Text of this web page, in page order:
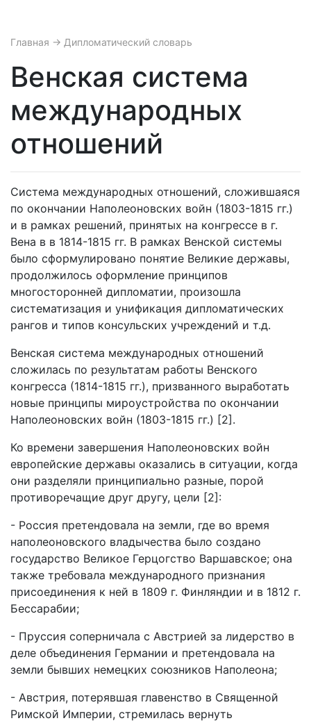
Главная → Дипломатический словарь
Венская система
международных
отношений
Система международных отношений, сложившаяся
по окончании Наполеоновских войн (1803-1815 гг.)
и в рамках решений, принятых на конгрессе в г.
Вена в в 1814-1815 гг. В рамках Венской системы
было сформулировано понятие Великие державы,
продолжилось оформление принципов
многосторонней дипломатии, произошла
систематизация и унификация дипломатических
рангов и типов консульских учреждений и т.д.
Венская система международных отношений
сложилась по результатам работы Венского
конгресса (1814-1815 гг.), призванного выработать
новые принципы мироустройства по окончании
Наполеоновских войн (1803-1815 гг.) [2].
Ко времени завершения Наполеоновских войн
европейские державы оказались в ситуации, когда
они разделяли принципиально разные, порой
противоречащие друг другу, цели [2]:
- Россия претендовала на земли, где во время
наполеоновского владычества было создано
государство Великое Герцогство Варшавское; она
также требовала международного признания
присоединения к ней в 1809 г. Финляндии и в 1812 г.
Бессарабии;
- Пруссия соперничала с Австрией за лидерство в
деле объединения Германии и претендовала на
земли бывших немецких союзников Наполеона;
- Австрия, потерявшая главенство в Священной
Римской Империи, стремилась вернуть